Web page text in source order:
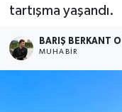
tartışma yaşandı.
BARIŞ BERKANT
MUHABIR
Son Dakika
Haber Arşivi